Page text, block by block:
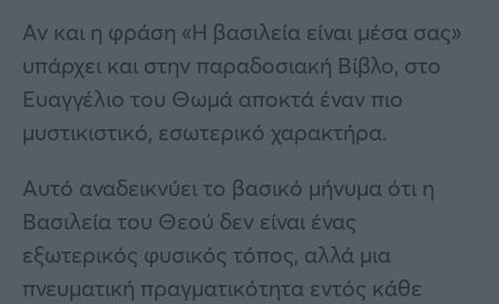
Αν και η φράση «Η βασιλεία είναι μέσα σας»
υπάρχει και στην παραδοσιακή Βίβλο, στο
Ευαγγέλιο του Θωμά αποκτά έναν πιο
μυστικιστικό, εσωτερικό χαρακτήρα.
Αυτό αναδεικνύει το βασικό μήνυμα ότι η
Βασιλεία του Θεού δεν είναι ένας
εξωτερικός φυσικός τόπος, αλλά μια
πνευματική πραγματικότητα εντός κάθε